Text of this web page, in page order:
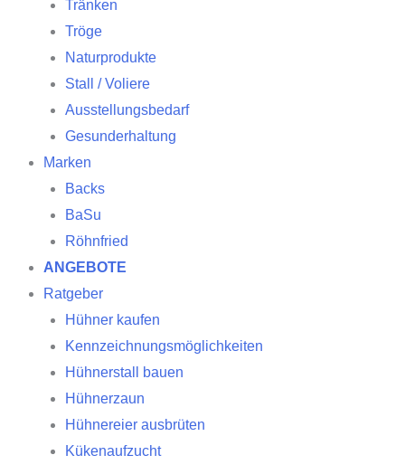
Tränken
Tröge
Naturprodukte
Stall / Voliere
Ausstellungsbedarf
Gesunderhaltung
Marken
Backs
BaSu
Röhnfried
ANGEBOTE
Ratgeber
Hühner kaufen
Kennzeichnungsmöglichkeiten
Hühnerstall bauen
Hühnerzaun
Hühnereier ausbrüten
Kükenaufzucht